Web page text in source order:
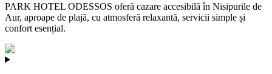
PARK HOTEL ODESSOS oferă cazare accesibilă în Nisipurile de
Aur, aproape de plajă, cu atmosferă relaxantă, servicii simple și
confort esențial.